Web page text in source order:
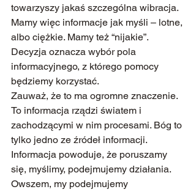
towarzyszy jakaś szczególna wibracja.
Mamy więc informacje jak myśli – lotne,
albo ciężkie. Mamy też “nijakie”.
Decyzja oznacza wybór pola
informacyjnego, z którego pomocy
będziemy korzystać.
Zauważ, że to ma ogromne znaczenie.
To informacja rządzi światem i
zachodzącymi w nim procesami. Bóg to
tylko jedno ze źródeł informacji.
Informacja powoduje, że poruszamy
się, myślimy, podejmujemy działania.
Owszem, my podejmujemy